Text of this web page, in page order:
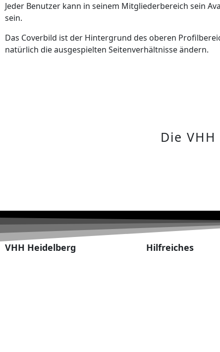
Jeder Benutzer kann in seinem Mitgliederbereich sein
sein.
Das Coverbild ist der Hintergrund des oberen
natürlich die ausgespielten Seitenverhältnisse ändern.
Die
VHH Heidelberg Hilfreiches